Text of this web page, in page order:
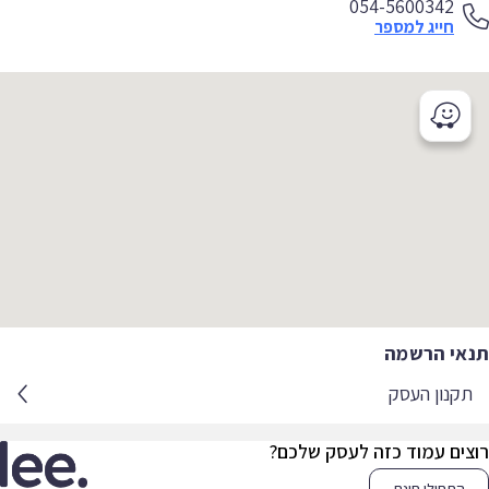
054-5600342
חייג למספר
הרשמה
תקנון העסק
עמוד כזה לעסק שלכם?